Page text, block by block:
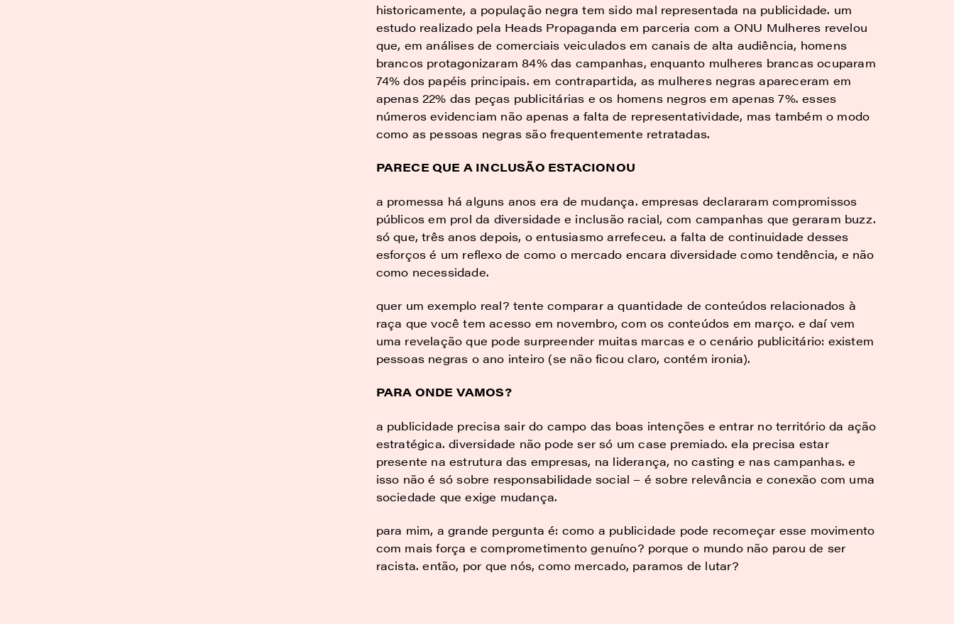
historicamente, a população negra tem sido mal representada na publicidade. um
estudo realizado pela Heads Propaganda em parceria com a ONU Mulheres revelou
que, em análises de comerciais veiculados em canais de alta audiência, homens
brancos protagonizaram 84% das campanhas, enquanto mulheres brancas ocuparam
74% dos papéis principais. em contrapartida, as mulheres negras apareceram em
apenas 22% das peças publicitárias e os homens negros em apenas 7%. esses
números evidenciam não apenas a falta de representatividade, mas também o modo
como as pessoas negras são frequentemente retratadas.
PARECE QUE A INCLUSÃO ESTACIONOU
a promessa há alguns anos era de mudança. empresas declararam compromissos
públicos em prol da diversidade e inclusão racial, com campanhas que geraram buzz.
só que, três anos depois, o entusiasmo arrefeceu. a falta de continuidade desses
esforços é um reflexo de como o mercado encara diversidade como tendência, e não
como necessidade.
quer um exemplo real? tente comparar a quantidade de conteúdos relacionados à
raça que você tem acesso em novembro, com os conteúdos em março. e daí vem
uma revelação que pode surpreender muitas marcas e o cenário publicitário: existem
pessoas negras o ano inteiro (se não ficou claro, contém ironia).
PARA ONDE VAMOS?
a publicidade precisa sair do campo das boas intenções e entrar no território da ação
estratégica. diversidade não pode ser só um case premiado. ela precisa estar
presente na estrutura das empresas, na liderança, no casting e nas campanhas. e
isso não é só sobre responsabilidade social – é sobre relevância e conexão com uma
sociedade que exige mudança.
para mim, a grande pergunta é: como a publicidade pode recomeçar esse movimento
com mais força e comprometimento genuíno? porque o mundo não parou de ser
racista. então, por que nós, como mercado, paramos de lutar?